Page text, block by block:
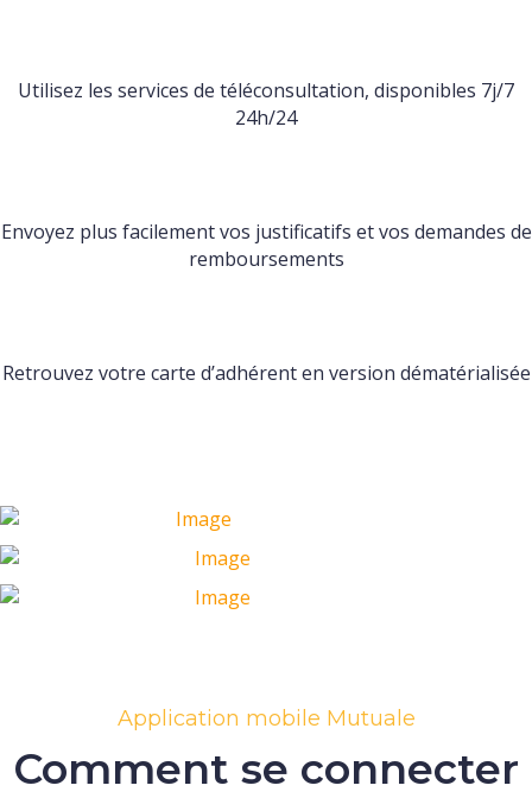
Utilisez les services de téléconsultation, disponibles 7j/7
24h/24
Envoyez plus facilement vos justificatifs et vos demandes de
remboursements
Retrouvez votre carte d’adhérent en version dématérialisée
Application mobile Mutuale
Comment se connecter